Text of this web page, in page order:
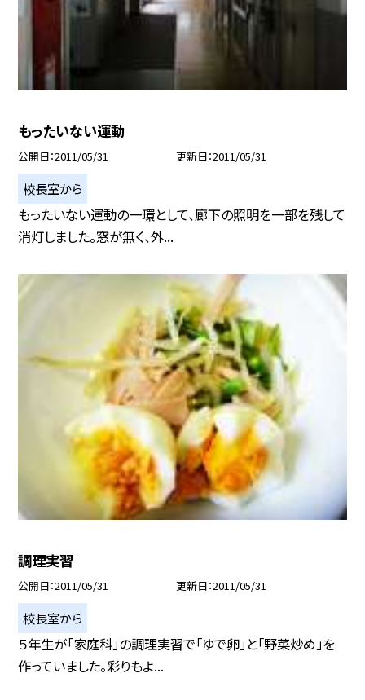
もったいない運動
公開日 2011/05/31 更新日 2011/05/31
校長室から
もったいない運動の一環として、廊下の照明を一部を残して
消灯しました。窓が無く、外...
調理実習
公開日 2011/05/31 更新日 2011/05/31
校長室から
５年生が「家庭科」の調理実習で「ゆで卵」と「野菜炒め」を
作っていました。彩りもよ...